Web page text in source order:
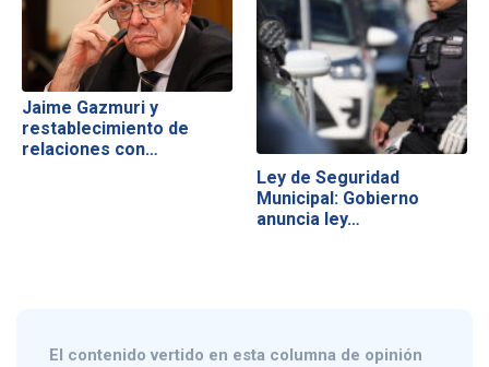
Jaime Gazmuri y
restablecimiento de
relaciones con…
Ley de Seguridad
Municipal: Gobierno
anuncia ley…
El contenido vertido en esta columna de opinión